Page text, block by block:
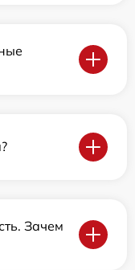
Зачем